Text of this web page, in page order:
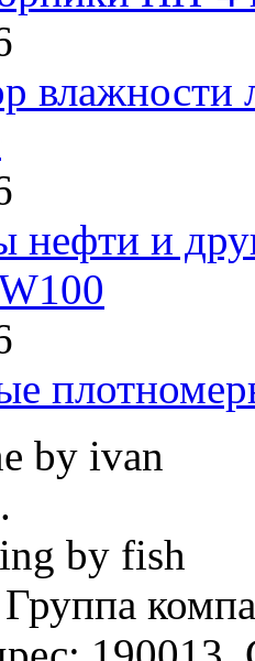
нефти и
by ivan
by fish